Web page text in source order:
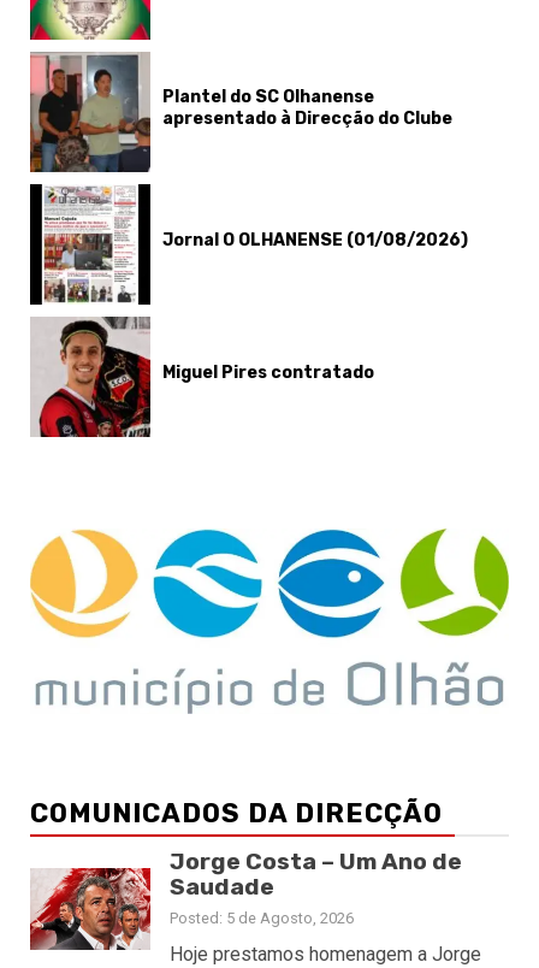
Plantel do SC Olhanense
apresentado à Direcção do Clube
Jornal O OLHANENSE (01/08/2026)
Miguel Pires contratado
COMUNICADOS DA DIRECÇÃO
Jorge Costa – Um Ano de
Saudade
Posted: 5 de Agosto, 2026
Hoje prestamos homenagem a Jorge